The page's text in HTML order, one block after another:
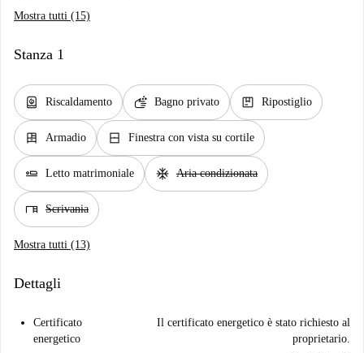
Mostra tutti (15)
Stanza 1
water_heater Riscaldamento soap Bagno privato package Ripostiglio
dresser Armadio window_closed Finestra con vista su cortile
airline_seat_flat Letto matrimoniale ac_unit Aria condizionata
desk Scrivania
Mostra tutti (13)
Dettagli
Certificato
energetico
Il certificato energetico è stato richiesto al
proprietario.